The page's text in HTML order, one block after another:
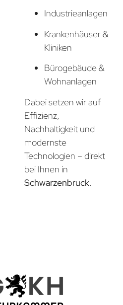
Industrieanlagen
Krankenhäuser &
Kliniken
Bürogebäude &
Wohnanlagen
Dabei setzen wir auf
Effizienz,
Nachhaltigkeit und
modernste
Technologien – direkt
bei Ihnen in
Schwarzenbruck.